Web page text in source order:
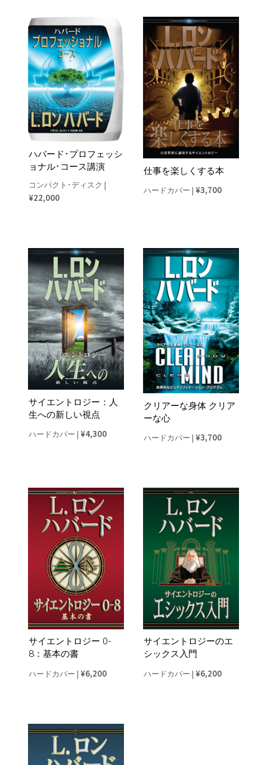
ハバード･プロフェッシ
ョナル･コース講演
コンパクト･ディスク
¥22,000
仕事を楽しくする本
ハードカバー | ¥3,700
サイエントロジー：人
生への新しい視点
ハードカバー | ¥4,300
クリアーな身体 クリア
ーな心
ハードカバー | ¥3,700
サイエントロジー 0-
8：基本の書
ハードカバー | ¥6,200
サイエントロジーのエ
シックス入門
ハードカバー | ¥6,200